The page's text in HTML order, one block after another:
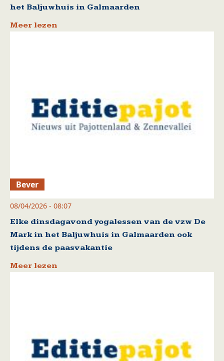
het Baljuwhuis in Galmaarden
Meer lezen
Bever
08/04/2026 - 08:07
Elke dinsdagavond yogalessen van de vzw De
Mark in het Baljuwhuis in Galmaarden ook
tijdens de paasvakantie
Meer lezen